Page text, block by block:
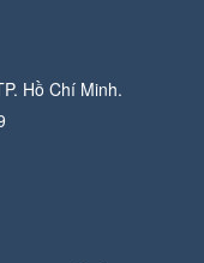
Hồ Chí Minh.